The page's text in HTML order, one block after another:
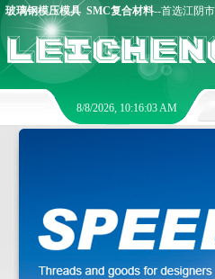
玻璃钢模压模具 SMC复合材料--首选江阴
8/8/2026, 10:16:04 AM